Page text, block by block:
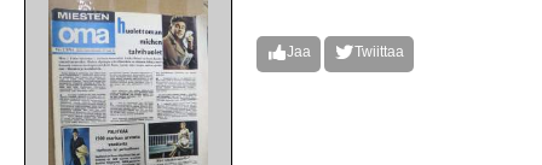
Jaa Twiittaa